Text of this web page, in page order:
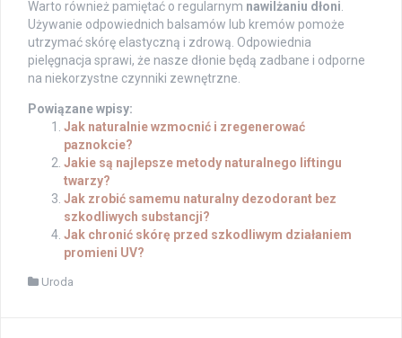
Warto również pamiętać o regularnym nawilżaniu dłoni.
Używanie odpowiednich balsamów lub kremów pomoże
utrzymać skórę elastyczną i zdrową. Odpowiednia
pielęgnacja sprawi, że nasze dłonie będą zadbane i odporne
na niekorzystne czynniki zewnętrzne.
Powiązane wpisy:
Jak naturalnie wzmocnić i zregenerować
paznokcie?
Jakie są najlepsze metody naturalnego liftingu
twarzy?
Jak zrobić samemu naturalny dezodorant bez
szkodliwych substancji?
Jak chronić skórę przed szkodliwym działaniem
promieni UV?
Uroda